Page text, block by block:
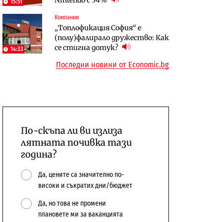
14:33
Компании
„Топлофикация София“ e
(полу)фалирало дружество: Как
се стигна дотук?
Публични финанси
Общините вече зависят от
бюджетите си
Отрасли
Жилищата в България
поскъпват при намаляващо
Последни новини от Economic.bg
По-скъпа ли ви излиза
лятната почивка тази
година?
Да, цените са значително по-
високи и съкратих дни/бюджет
Да, но това не промени
плановете ми за ваканцията